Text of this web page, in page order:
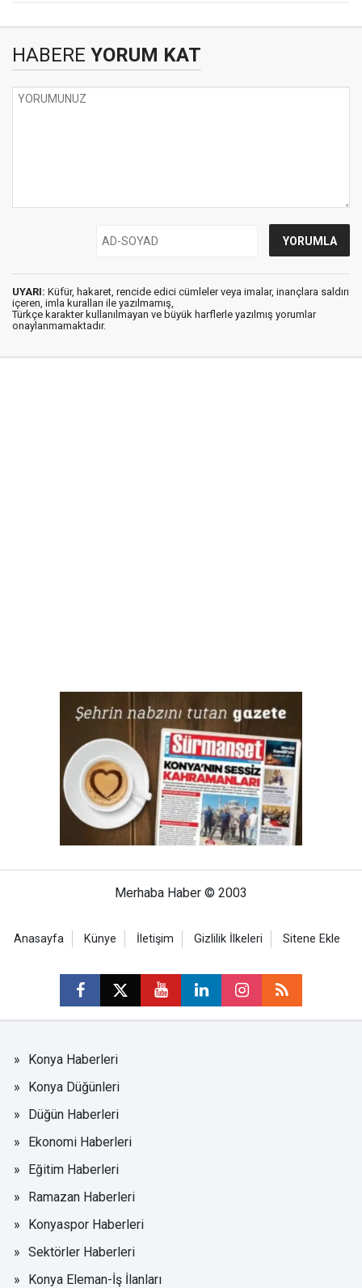
HABERE YORUM KAT
UYARI: Küfür, hakaret, rencide edici cümleler veya imalar, inançlara saldırı
içeren, imla kuralları ile yazılmamış,
Türkçe karakter kullanılmayan ve büyük harflerle yazılmış yorumlar
onaylanmamaktadır.
Merhaba Haber © 2003
Anasayfa Künye İletişim Gizlilik İlkeleri Sitene Ekle
Konya Haberleri
Konya Düğünleri
Düğün Haberleri
Ekonomi Haberleri
Eğitim Haberleri
Ramazan Haberleri
Konyaspor Haberleri
Sektörler Haberleri
Konya Eleman-İş İlanları